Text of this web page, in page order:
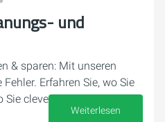
und
& sparen: Mit unseren
Erfahren Sie, wo Sie
clever sparen können.
Weiterlesen